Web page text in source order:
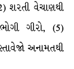
શરતી વેચાણથી
ગીરો, (5)
અનામતથી